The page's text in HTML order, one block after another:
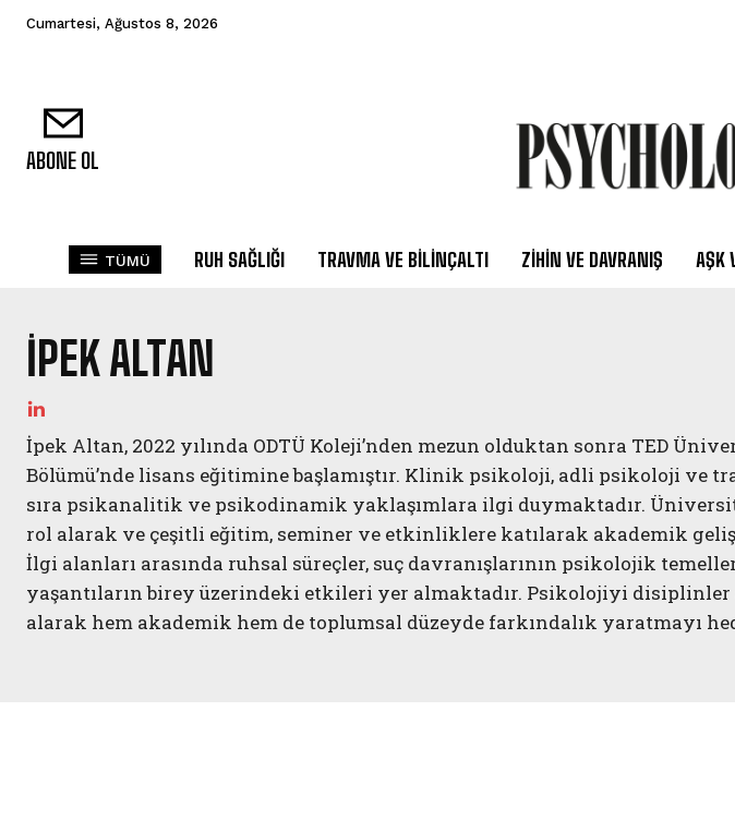
Cumartesi, Ağustos 8, 2026
ABONE OL
TÜMÜ RUH SAĞLIĞI TRAVMA VE BILINÇALTI ZIHIN VE DAVRANIŞ AŞK
İPEK ALTAN
İpek Altan, 2022 yılında ODTÜ Koleji’nden mezun olduktan sonra TED
Bölümü’nde lisans eğitimine başlamıştır. Klinik psikoloji, adli psikoloji ve
sıra psikanalitik ve psikodinamik yaklaşımlara ilgi duymaktadır.
rol alarak ve çeşitli eğitim, seminer ve etkinliklere katılarak akademik
İlgi alanları arasında ruhsal süreçler, suç davranışlarının psikolojik
yaşantıların birey üzerindeki etkileri yer almaktadır. Psikolojiyi disiplinler
alarak hem akademik hem de toplumsal düzeyde farkındalık yaratmayı